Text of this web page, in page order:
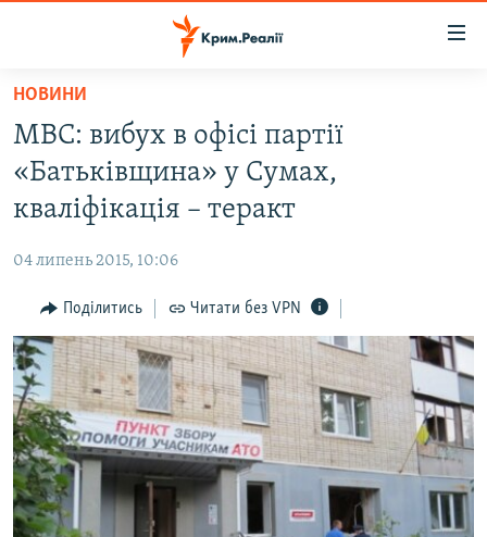
Перейти
основного
матеріалу
Перейти
до
основної
Перейти
до
пошуку
ВІДЕО ТА ФОТО
БЛОГИ
ПОГЛЯД
ІНТЕРВ'Ю
ВСЕ ЗА ДЕНЬ
СПЕЦПРОЕКТИ
ДЕПОРТАЦІЯ
ВІДЕОУРОКИ «ELIFBE»
ЯК ОБІЙТИ БЛОКУВАННЯ
Русский
НОВИНИ
МВС: вибух в офісі партії
«Батьківщина» у Сумах,
кваліфікація – теракт
04 липень 2015, 10:06
Поділитись Читати без VPN